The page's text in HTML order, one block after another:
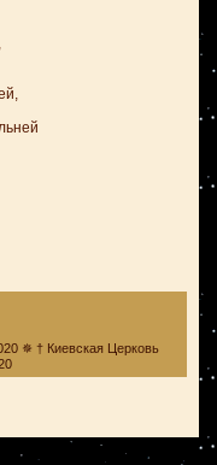
✵ † Киевская Церковь